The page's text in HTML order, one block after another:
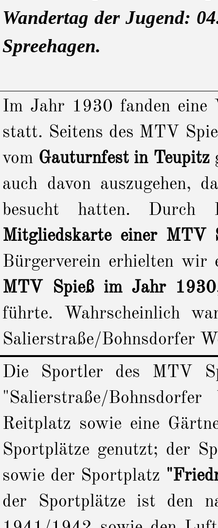
Wandertag der Jugend:
Spreehagen.
Im Jahr 1930 fanden eine
statt. Seitens des MTV
vom Gauturnfest in Teupitz
auch davon auszugehen,
besucht hatten.
Mitgliedskarte einer MTV
Bürgerverein erhielten
MTV Spieß im Jahr 1930
führte. Wahrscheinlich
Salierstraße/Bohnsdorfer
Die Sportler des MTV
"Salierstraße/
Reitplatz sowie eine
Sportplätze genutzt; der
sowie der Sportplatz
der Sportplätze ist den